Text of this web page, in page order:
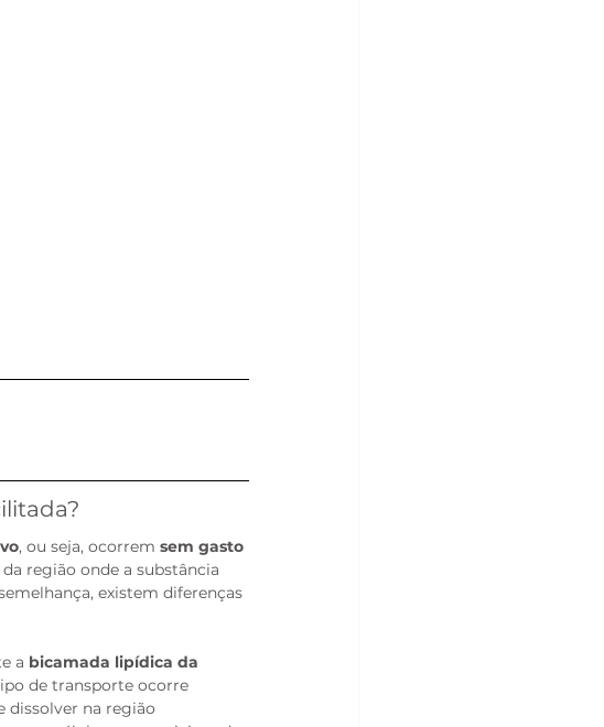
, ou seja, ocorrem sem gasto
região onde a substância
existem diferenças
a bicamada lipídica da
de transporte ocorre
dissolver na região